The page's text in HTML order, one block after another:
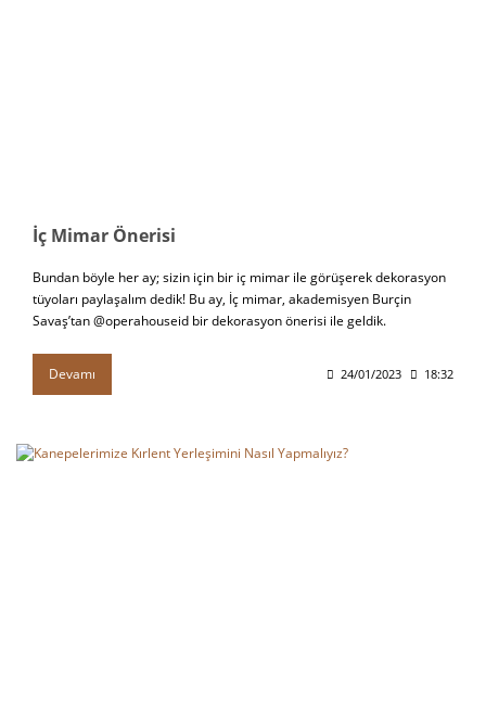
İç Mimar Önerisi
Bundan böyle her ay; sizin için bir iç mimar ile görüşerek dekorasyon
tüyoları paylaşalım dedik! Bu ay, İç mimar, akademisyen Burçin
Savaş’tan @operahouseid bir dekorasyon önerisi ile geldik.
Devamı 24/01/2023 18:32